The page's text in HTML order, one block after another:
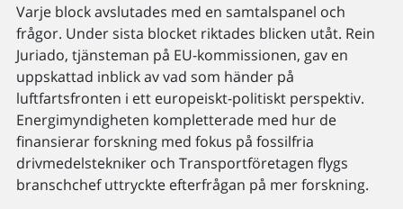
Varje block avslutades med en samtalspanel och
frågor. Under sista blocket riktades blicken utåt. Rein
Juriado, tjänsteman på EU-kommissionen, gav en
uppskattad inblick av vad som händer på
luftfartsfronten i ett europeiskt-politiskt perspektiv.
Energimyndigheten kompletterade med hur de
finansierar forskning med fokus på fossilfria
drivmedelstekniker och Transportföretagen flygs
branschchef uttryckte efterfrågan på mer forskning.